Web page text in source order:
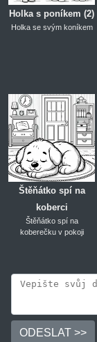
Holka s poníkem (2)
Holka se svým koníkem
Štěňátko spí na
koberci
Štěňátko spí na
koberečku v pokoji
ODESLAT >>